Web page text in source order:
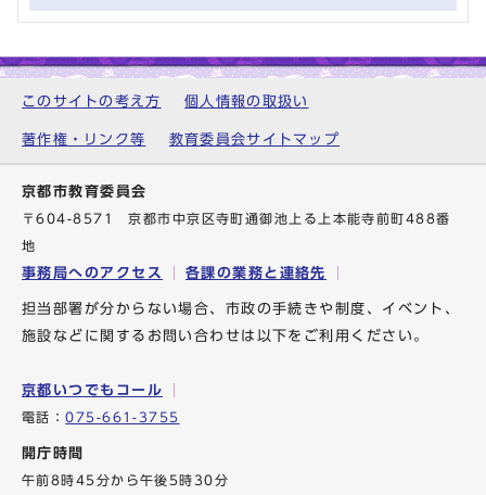
このサイトの考え方 個人情報の取扱い
著作権・リンク等 教育委員会サイトマップ
京都市教育委員会
〒604-8571 京都市中京区寺町通御池上る上本能寺前町488番
地
事務局へのアクセス 各課の業務と連絡先
担当部署が分からない場合、市政の手続きや制度、イベント、
施設などに関するお問い合わせは以下をご利用ください。
京都いつでもコール
電話：075-661-3755
開庁時間
午前8時45分から午後5時30分